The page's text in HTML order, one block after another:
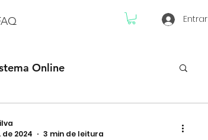
Entrar
Online
2024
3 min de leitura